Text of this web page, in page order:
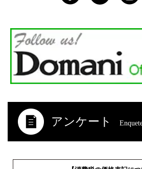
アンケート